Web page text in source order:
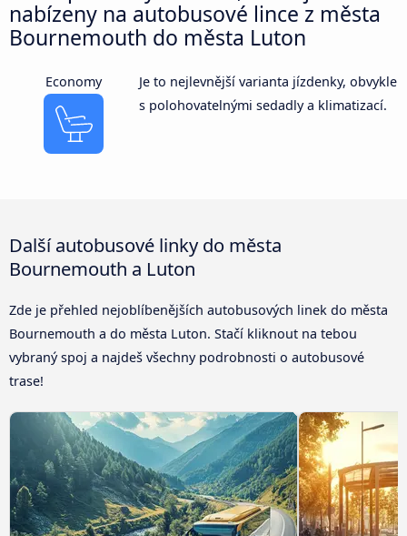
nabízeny na autobusové lince z města
Bournemouth do města Luton
Economy
Je to nejlevnější varianta jízdenky, obvykle
s polohovatelnými sedadly a klimatizací.
Další autobusové linky do města
Bournemouth a Luton
Zde je přehled nejoblíbenějších autobusových linek do města
Bournemouth a do města Luton. Stačí kliknout na tebou
vybraný spoj a najdeš všechny podrobnosti o autobusové
trase!